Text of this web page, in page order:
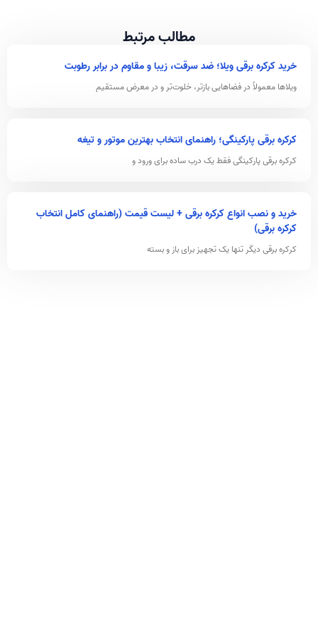
مطالب مرتبط
خرید کرکره برقی ویلا؛ ضد سرقت، زیبا و مقاوم در برابر رطوبت
ویلاها معمولاً در فضاهایی بازتر، خلوت‌تر و در معرض مستقیم
کرکره برقی پارکینگی؛ راهنمای انتخاب بهترین موتور و تیغه
کرکره برقی پارکینگی فقط یک درب ساده برای ورود و
خرید و نصب انواع کرکره برقی + لیست قیمت (راهنمای کامل انتخاب
کرکره برقی)
کرکره برقی دیگر تنها یک تجهیز برای باز و بسته